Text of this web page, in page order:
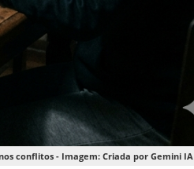
conflitos - Imagem: Criada por Gemini IA